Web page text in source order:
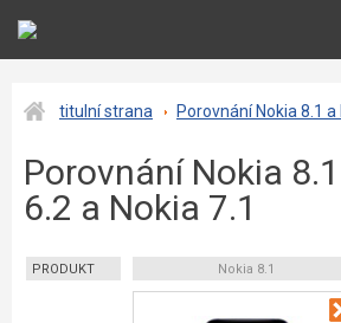
titulní strana Porovnání Nokia 8.1 a
Porovnání Nokia
6.2 a Nokia 7.1
PRODUKT Nokia 8.1